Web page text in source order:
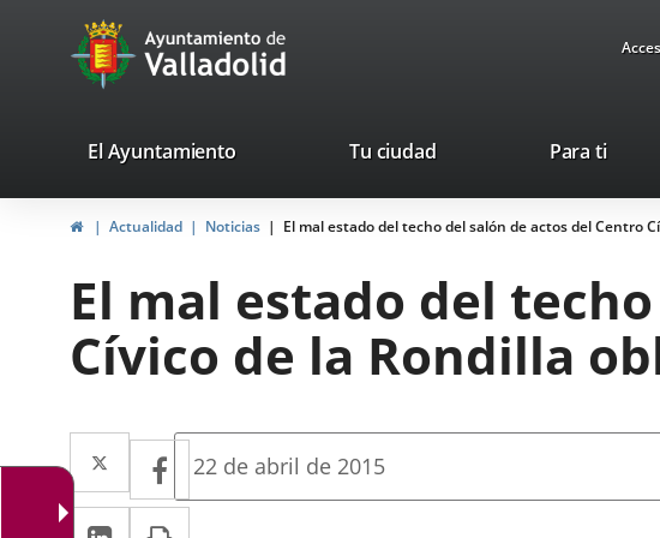
Portal
Web
Ayuntamiento
de
valladolid.es
El Ayuntamiento Tu ciudad Para ti
HomeActualidad Noticias El mal estado del techo del salón de actos del Centro
El mal estado del
Cívico de la Rondilla
Twitter
Enlace
a
Facebook
Enlace
a
Linkedin
Enlace
Fecha
la
22 de abril de 2015